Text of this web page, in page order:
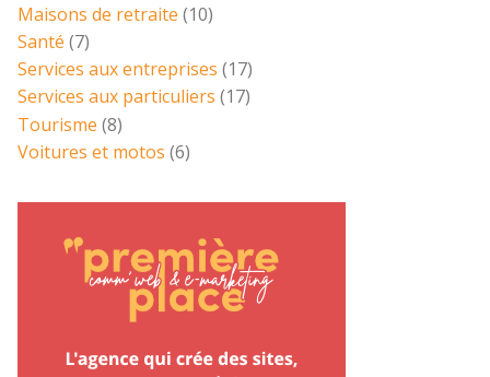
Maisons de retraite (10)
Santé (7)
Services aux entreprises (17)
Services aux particuliers (17)
Tourisme (8)
Voitures et motos (6)